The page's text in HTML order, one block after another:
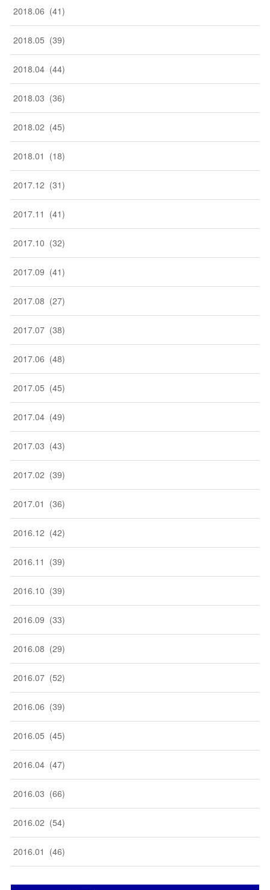
2018.06 (41)
2018.05 (39)
2018.04 (44)
2018.03 (36)
2018.02 (45)
2018.01 (18)
2017.12 (31)
2017.11 (41)
2017.10 (32)
2017.09 (41)
2017.08 (27)
2017.07 (38)
2017.06 (48)
2017.05 (45)
2017.04 (49)
2017.03 (43)
2017.02 (39)
2017.01 (36)
2016.12 (42)
2016.11 (39)
2016.10 (39)
2016.09 (33)
2016.08 (29)
2016.07 (52)
2016.06 (39)
2016.05 (45)
2016.04 (47)
2016.03 (66)
2016.02 (54)
2016.01 (46)